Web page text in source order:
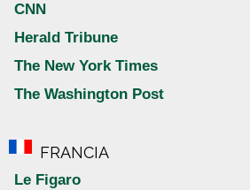
CNN
Herald Tribune
The New York Times
The Washington Post
FRANCIA
Le Figaro